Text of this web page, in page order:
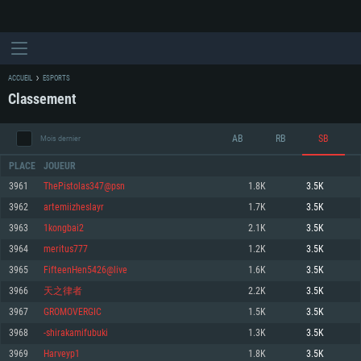
CONFIGURATION SYSTÈME REQUISE
Minimum
OS: Windows 10 (64 bit)
Processeur: Dual-Core 2.2 GHz
Minimum
OS: Mac OS Big Sur 11.0 ou plus récent
Processeur: Core i5, minimum 2.2GHz (Les processeurs Intel Xeon ne sont
Minimum
OS: Les configurations Linux 64 bits les plus modernes
Processeur: Dual-Core 2.4 GHz
ACCUEIL ESPORTS
Classement
Mois dernier AB RB SB
PLACE JOUEUR
3961 ThePistolas347@psn 1.8K 3.5K
3962 artemiizheslayr 1.7K 3.5K
3963 1kongbai2 2.1K 3.5K
3964 meritus777 1.2K 3.5K
3965 FifteenHen5426@live 1.6K 3.5K
3966 天之律者 2.2K 3.5K
3967 GROMOVERGIC 1.5K 3.5K
3968 -shirakamifubuki 1.3K 3.5K
3969 Harveyp1 1.8K 3.5K